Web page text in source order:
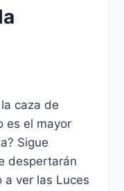
caza de
es el mayor
Sigue
despertarán
a ver las Luces